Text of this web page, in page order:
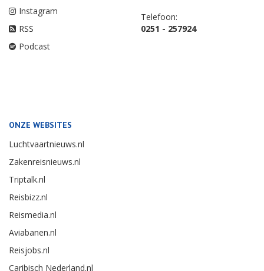
Instagram
RSS
Podcast
Telefoon:
0251 - 257924
ONZE WEBSITES
Luchtvaartnieuws.nl
Zakenreisnieuws.nl
Triptalk.nl
Reisbizz.nl
Reismedia.nl
Aviabanen.nl
Reisjobs.nl
Caribisch Nederland.nl